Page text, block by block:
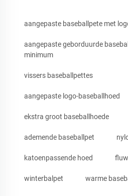
aangepaste baseballpete met
aangepaste geborduurde
minimum
vissers baseballpettes
aangepaste logo-baseballhoed
ekstra groot baseballhoede
ademende baseballpet
katoenpassende hoed
winterbalpet warme